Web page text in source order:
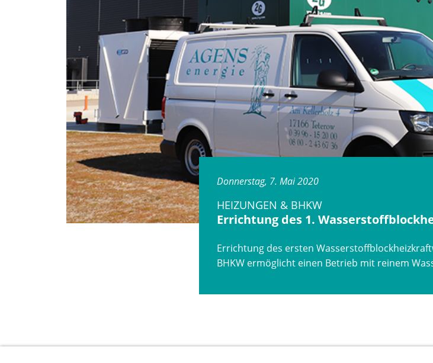
Donnerstag, 7. Mai 2020
HEIZUNGEN & BHKW
Errichtung des 1.
Errichtung des ersten
BHKW ermöglicht einen Betrieb mit reinem